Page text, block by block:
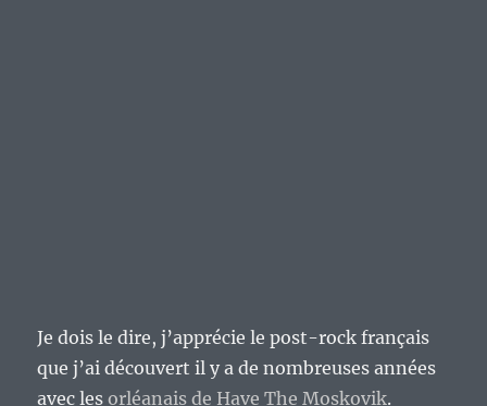
Je dois le dire, j’apprécie le post-rock français
que j’ai découvert il y a de nombreuses années
avec lesorléanais de Have The Moskovik.